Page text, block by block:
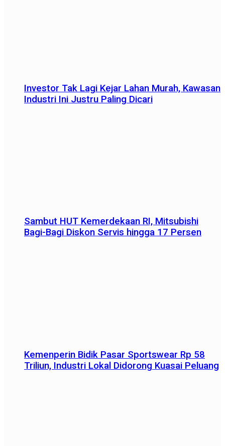
Investor Tak Lagi Kejar Lahan Murah, Kawasan
Industri Ini Justru Paling Dicari
Sambut HUT Kemerdekaan RI, Mitsubishi
Bagi-Bagi Diskon Servis hingga 17 Persen
Kemenperin Bidik Pasar Sportswear Rp 58
Triliun, Industri Lokal Didorong Kuasai Peluang